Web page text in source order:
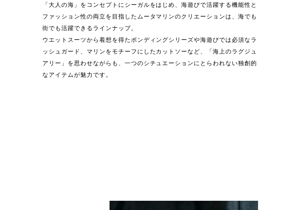
「大人の海」をコンセプトにシーガルをはじめ、海遊びで活躍する機能性と
ファッション性の両立を目指したムータマリンのクリエーションは、海でも
街でも活躍できるラインナップ。
ウエットスーツから着想を得たボンディングシリーズや海遊びでは必須なラ
ッシュガード、マリンをモチーフにしたカットソーなど、「海上のラグジュ
アリー」を思わせながらも、一つのシチュエーションにとらわれない独創的
なアイテムが魅力です。